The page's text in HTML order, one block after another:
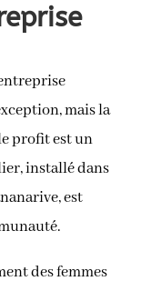
mais la
profit est un
installé dans
est
des femmes